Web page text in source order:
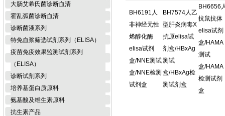
大肠艾希氏菌诊断血清
霍乱弧菌诊断血清
诊断菌液系列
特免血浆筛选试剂系列（ELISA）
疫苗免疫效果监测试剂系列
（ELISA）
诊断试剂系列
培养基蛋白质原料
氨基酸及维生素原料
抗生素产品
BH6191人
非神经元性
烯醇化酶
elisa试剂
盒/NNE测试
盒/NNE检测
试剂盒
BH7574人乙
型肝炎病毒X
抗原elisa试
剂盒/HBxAg
测试
盒/HBxAg检
测试剂盒
BH6656
抗鼠抗体
elisa试剂
盒/HAMA
测试
盒/HAMA
检测试剂
盒